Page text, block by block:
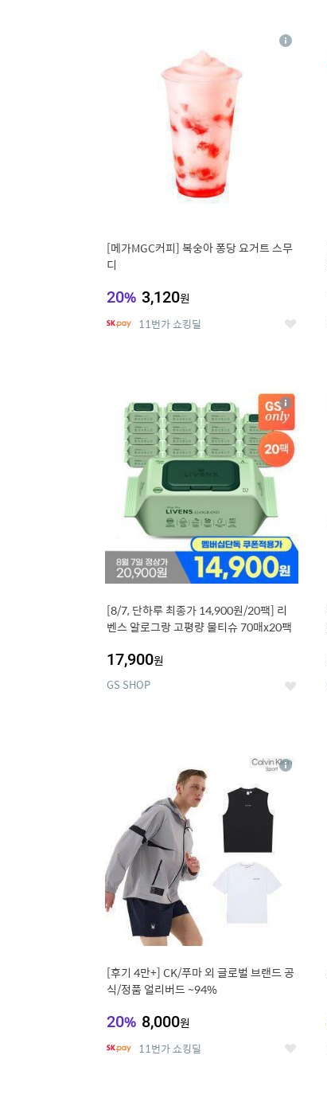
[메가MGC커피] 복숭아 퐁당 요거트 스무
디
20% 3,120원
11번가 쇼킹딜 좋
상
[8/7, 단하루 최종가 14,900원/20팩] 리
벤스 알로그랑 고평량 물티슈 70매x20팩
17,900원
GS SHOP 좋
상
세
[후기 4만+] CK/푸마 외 글로벌 브랜드 공
식/정품 얼리버드 ~94%
20% 8,000원
11번가 쇼킹딜 좋
상